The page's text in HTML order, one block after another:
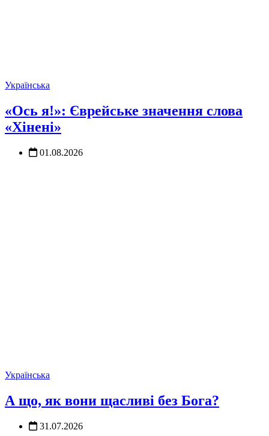
Українська
«Ось я!»: Єврейське значення слова
«Хінені»
01.08.2026
Українська
А що, як вони щасливі без Бога?
31.07.2026